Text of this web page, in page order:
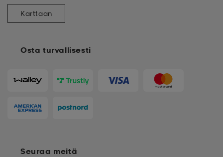
Osta turvallisesti
Karttaan
Seuraa meitä